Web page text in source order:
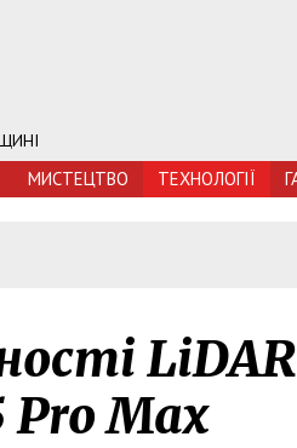
МИСТЕЦТВО ТЕХНОЛОГIЇ
Pro Max